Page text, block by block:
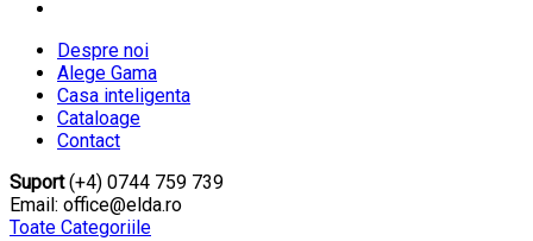
Despre noi
Alege Gama
Casa inteligenta
Cataloage
Contact
Suport(+4) 0744 759 739
Email: office@elda.ro
Toate Categoriile